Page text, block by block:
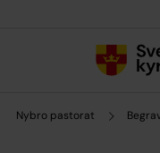
Nybro pastorat